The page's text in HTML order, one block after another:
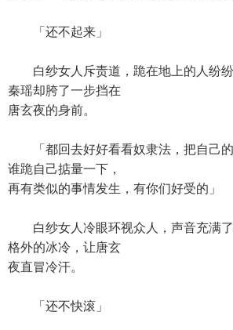
「还不起来」
白纱女人斥责道，跪在地上的人纷纷
秦瑶却胯了一步挡在
唐玄夜的身前。
「都回去好好看看奴隶法，把自己的
谁跪自己掂量一下，
再有类似的事情发生，有你们好受的」
白纱女人冷眼环视众人，声音充满了
格外的冰冷，让唐玄
夜直冒冷汗。
「还不快滚」